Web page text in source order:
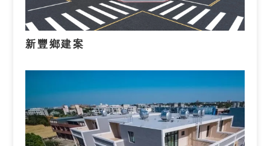
新豐鄉建案